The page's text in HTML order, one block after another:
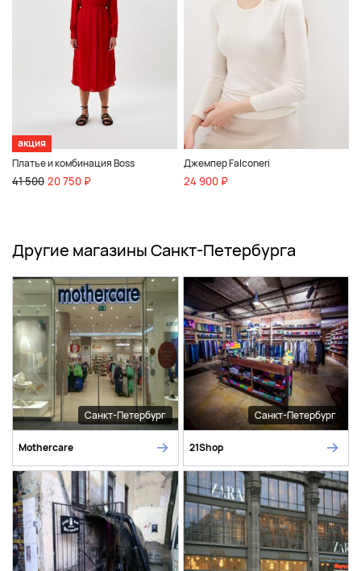
акция
Платье и комбинация Boss
41 500 20 750 ₽
Джемпер Falconeri
24 900 ₽
Другие магазины Санкт-Петербурга
Санкт-Петербург
Mothercare
Санкт-Петербург
21Shop